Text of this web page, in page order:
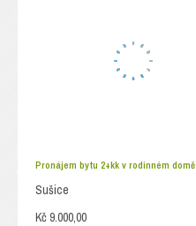
Pronájem bytu 2+kk v rodinném domě
Sušice
Kč 9.000,00